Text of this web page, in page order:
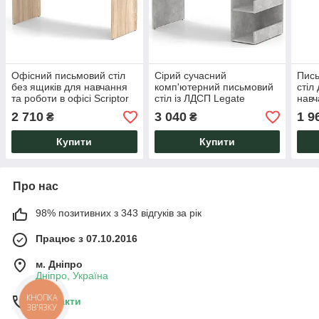
Офісний письмовий стіл
без ящиків для навчання
та роботи в офісі Scriptor
1380х600 дуб сонома
Knap Knap
2 710 ₴
Купити
Сірий сучасний
комп'ютерний письмовий
стіл із ЛДСП Legate
1200х550 Ательє світлий
для дому, офісу Knap
Knap
3 040₴
Купити
1
Про нас
98% позитивних з 343 відгуків за рік
Працює з 07.10.2016
м. Дніпро
Дніпро, Україна
Контакти
КНОПКА
ЗВ'ЯЗКУ